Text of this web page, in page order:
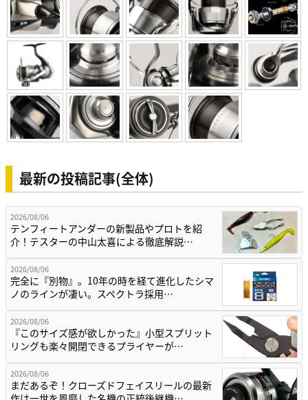
最新の投稿記事(全体)
2026/08/06
テンフィートアンダーの新製品やプロトを紹
介！テスターの中山太喜による徹底解説…
2026/08/06
完全に『別物』。10年の時を経て進化したシマ
ノのラインが凄い。スペクトラ採用…
2026/08/06
『このサイズ感が欲しかった』小型スプリット
リングも楽々開閉できるプライヤーが…
2026/08/06
まだあるぞ！クローズドフェイスリールの最新